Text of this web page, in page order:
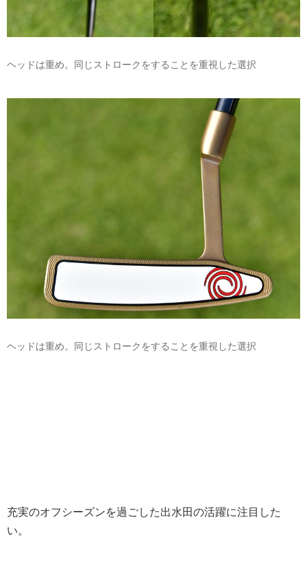
ヘッドは重め。同じストロークをすることを重視した選択
ヘッドは重め。同じストロークをすることを重視した選択
充実のオフシーズンを過ごした出水田の活躍に注目した
い。